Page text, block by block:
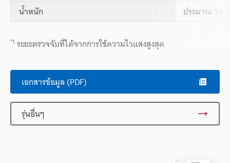
น้ำหนัก
ประมาณ 55
*1 ระยะตรวจจับที่ได้จากการใช้ความไวแสงสูงสุด
เอกสารข้อมูล (PDF)
รุ่นอื่นๆ